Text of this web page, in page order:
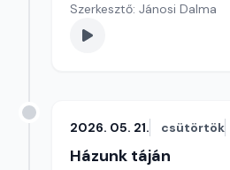
Szerkesztő: Jánosi Dalma
2026. 05. 21. csütörtök
Házunk táján